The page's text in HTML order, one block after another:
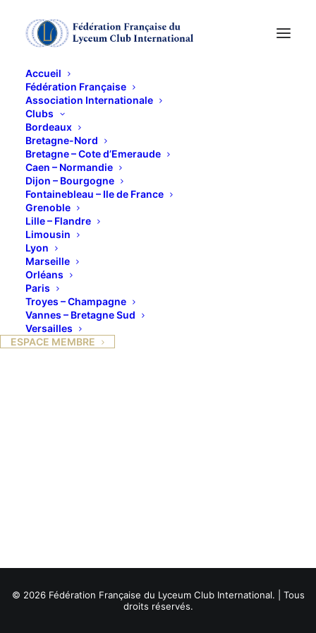
Accueil
Fédération Française
Association Internationale
Clubs
Bordeaux
Bretagne-Nord
Bretagne – Cote d’Emeraude
Caen – Normandie
Dijon – Bourgogne
Fontainebleau – Ile de France
Grenoble
Lille – Flandre
Limousin
Lyon
Marseille
Orléans
Paris
Troyes – Champagne
Vannes – Bretagne Sud
Versailles
ESPACE MEMBRE
Groupe informatique
7 AVRIL 2011
© 2026 Fédération Française du Lyceum Club International. | Tous
droits réservés.